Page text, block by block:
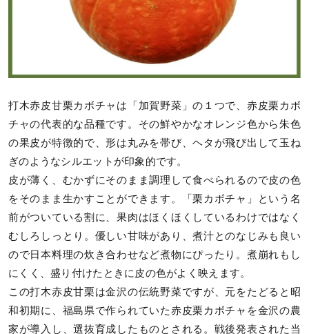
打木赤皮甘栗カボチャは「加賀野菜」の１つで、赤皮栗カボ
チャの代表的な品種です。その鮮やかなオレンジ色から朱色
の果皮が特徴的で、形は丸みを帯び、ヘタが飛び出して玉ね
ぎのようなシルエットが印象的です。
皮が薄く、むかずにそのまま調理して食べられるので皮の色
をそのまま生かすことができます。「栗カボチャ」という名
前がついている割に、果肉はほくほくしているわけではなく
むしろしっとり。優しい甘味があり、煮汁とのなじみも良い
ので日本料理の炊き合わせなど煮物にぴったり。煮崩れもし
にくく、盛り付けたときに皮の色がよく映えます。
この打木赤皮甘栗は金沢の伝統野菜ですが、元をたどると昭
和初期に、福島県で作られていた赤皮栗カボチャを金沢の農
家が導入し、選抜育成したものとされる。戦後発表された当